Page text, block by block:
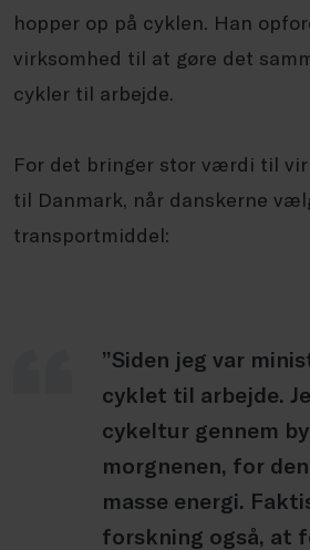
hopper op på cyklen. Han
virksomhed til at gøre det
cykler til arbejde.
For det bringer stor værdi til
til Danmark, når danskerne
transportmiddel:
”Siden jeg var
cyklet til arbejde.
cykeltur gennem
morgnenen, for
masse energi.
forskning også, at